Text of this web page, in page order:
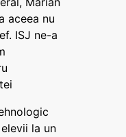
aceea nu
ISJ ne-a
la un